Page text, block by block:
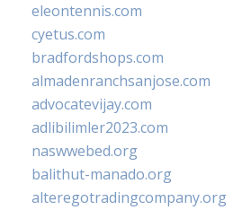
eleontennis.com
cyetus.com
bradfordshops.com
almadenranchsanjose.com
advocatevijay.com
adlibilimler2023.com
naswwebed.org
balithut-manado.org
alteregotradingcompany.org